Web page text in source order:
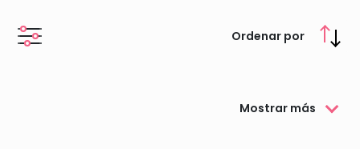
Ordenar por
Mostrar más